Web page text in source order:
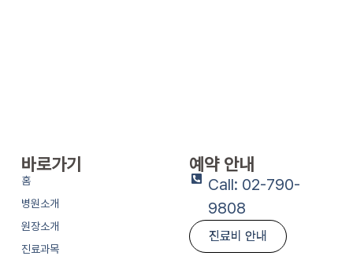
바로가기
홈
병원소개
원장소개
진료과목
예약 안내
Call: 02-790-
9808
진료비 안내